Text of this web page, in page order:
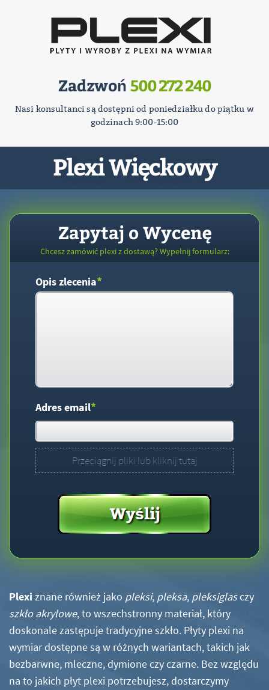
Zadzwoń 500 272 240
Nasi konsultanci są dostępni od poniedziałku do piątku w
godzinach 9:00-15:00
Plexi Więckowy
Zapytaj o Wycenę
Chcesz zamówić plexi z dostawą? Wypełnij formularz:
Opis zlecenia*
Adres email*
Przeciągnij pliki lub kliknij tutaj
Plexi znane również jako pleksi, pleksa, pleksiglasczy
szkło akrylowe, to wszechstronny materiał, który
doskonale zastępuje tradycyjne szkło. Płyty plexi na
wymiar dostępne są w różnych wariantach, takich jak
bezbarwne, mleczne, dymione czy czarne. Bez względu
na to jakich płyt plexi potrzebujesz, dostarczymy